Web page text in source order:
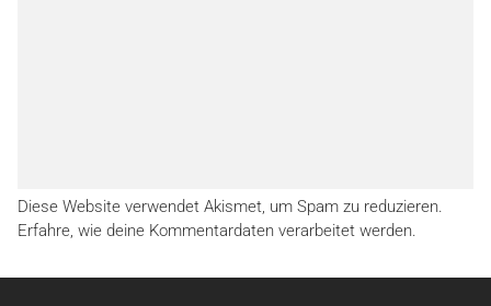
Diese Website verwendet Akismet, um Spam zu reduzieren.
Erfahre, wie deine Kommentardaten verarbeitet werden.